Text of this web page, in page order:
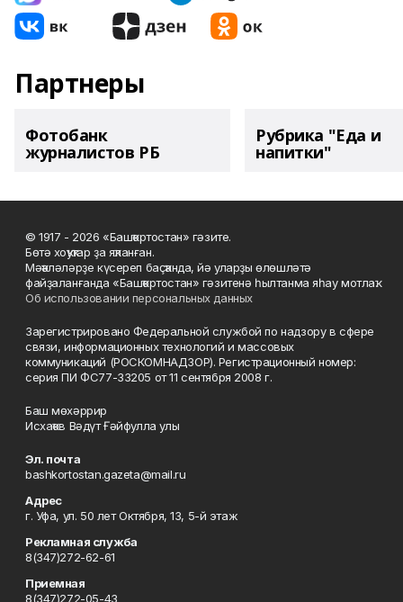
Партнеры
Фотобанк
журналистов РБ
Рубрика "Еда и
напитки"
© 1917 - 2026 «Башҡортостан» гәзите.
Бөтә хоҡуҡтар ҙа яҡланған.
Мәҡәләләрҙе күсереп баҫҡанда, йә уларҙы өлөшләтә
файҙаланғанда «Башҡортостан» гәзитенә һылтанма яһау мотлаҡ.
Об использовании персональных данных
Зарегистрировано Федеральной службой по надзору в сфере
связи, информационных технологий и массовых
коммуникаций (РОСКОМНАДЗОР). Регистрационный номер:
серия ПИ ФС77-33205 от 11 сентября 2008 г.
Баш мөхәррир
Исхаҡов Вәдүт Ғәйфулла улы
Эл. почта
bashkortostan.gazeta@mail.ru
Адрес
г. Уфа, ул. 50 лет Октября, 13, 5-й этаж
Рекламная служба
8(347)272-62-61
Приемная
8(347)272-05-43